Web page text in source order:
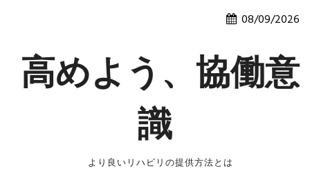
08/09/2026
高めよう、協働意
識
より良いリハビリの提供方法とは